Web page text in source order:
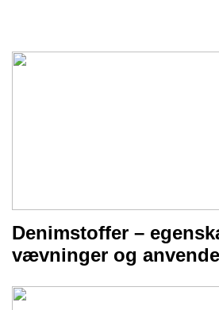
Denimstoffer –
vævninger og